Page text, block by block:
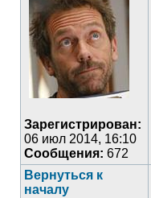
Зарегистрирован:
06 июл 2014, 16:10
Сообщения: 672
Вернуться к
началу